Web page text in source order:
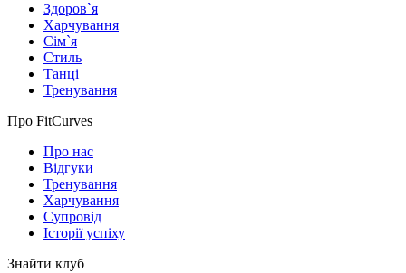
Здоров`я
Харчування
Сім`я
Стиль
Танці
Тренування
Про FitCurves
Про нас
Відгуки
Тренування
Харчування
Супровід
Історії успіху
Знайти клуб